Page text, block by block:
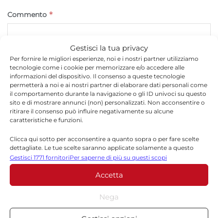
Gestisci la tua privacy
Per fornire le migliori esperienze, noi e i nostri partner utilizziamo
tecnologie come i cookie per memorizzare e/o accedere alle
informazioni del dispositivo. Il consenso a queste tecnologie
permetterà a noi e ai nostri partner di elaborare dati personali come
il comportamento durante la navigazione o gli ID univoci su questo
sito e di mostrare annunci (non) personalizzati. Non acconsentire o
ritirare il consenso può influire negativamente su alcune
caratteristiche e funzioni.
Clicca qui sotto per acconsentire a quanto sopra o per fare scelte
dettagliate. Le tue scelte saranno applicate solamente a questo
sito. È possibile modificare le impostazioni in qualsiasi momento,
compreso il ritiro del consenso, utilizzando i pulsanti della Cookie
Policy o cliccando sul pulsante di gestione del consenso nella parte
inferiore dello schermo.
Statistiche
Gestisci 1771 fornitoriPer saperne di più su questi scopi
Accetta
Nega
Commento *
Nome